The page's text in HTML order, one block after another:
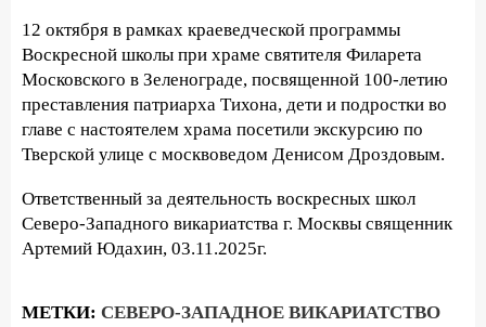
12 октября в рамках краеведческой программы
Воскресной школы при храме святителя Филарета
Московского в Зеленограде, посвященной 100-летию
преставления патриарха Тихона, дети и подростки во
главе с настоятелем храма посетили экскурсию по
Тверской улице с москвоведом Денисом Дроздовым.
Ответственный за деятельность воскресных школ
Северо-Западного викариатства г. Москвы священник
Артемий Юдахин, 03.11.2025г.
МЕТКИ: СЕВЕРО-ЗАПАДНОЕ ВИКАРИАТСТВО